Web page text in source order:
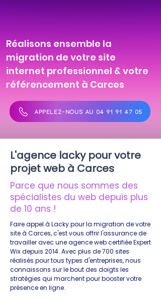
Réalisons ensemble la
migration de votre site
internet professionnel & votre
référencement à Carces
APPELEZ-NOUS AU 04 91 91 47 05
L'agence lacky pour votre
projet web à Carces
Parce que nous sommes des
spécialistes du web depuis plus
de 10 ans !
Faire appel à Lacky pour la migration de votre
site à Carces, c'est vous offrir l'assurance de
travailler avec une agence web certifiée Expert
Wix depuis 2014. Avec plus de 700 sites
réalisés pour tous types d'entreprises, nous
connaissons sur le bout des doigts les
stratégies qui marchent pour booster votre
présence en ligne.